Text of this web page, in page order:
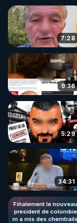
🌱 INSTAGRAM
https://
http://rgnr.li/
🌱 LA
Pour ne pas
http://rgnr.li/
🌱 VIDÉOS
Toutes les
http://rgnr.li/
🌱 LES
7:28
9:36
5:29
34:31
Finalement le nouveau
president de colombie
m a mis des chemtrails